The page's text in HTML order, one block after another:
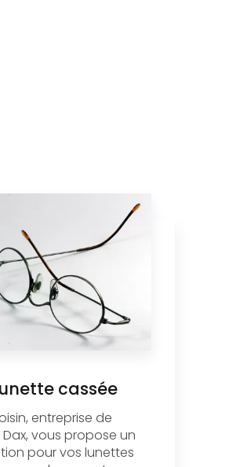
cassée
entreprise de
vous propose un
pour vos lunettes